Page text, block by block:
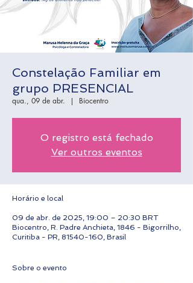
Constelação Familiar em
grupo PRESENCIAL
qua., 09 de abr.
  |
Biocentro
O registro está fechado
Ver outros eventos
Horário e local
09 de abr. de 2025, 19:00 – 20:30 BRT
Biocentro, R. Padre Anchieta, 1846 - Bigorrilho,
Curitiba - PR, 81540-160, Brasil
Sobre o evento